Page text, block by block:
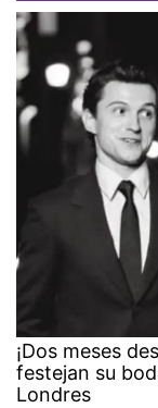
¡Dos meses
festejan su
Londres